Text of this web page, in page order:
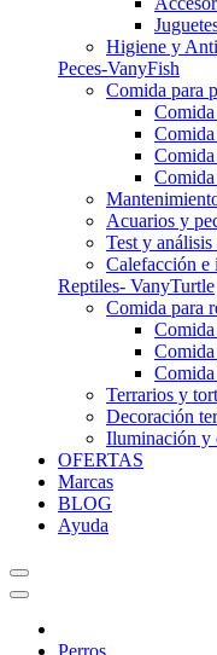
Higiene y
Peces-VanyFish
Comida para
Comida
Comida
Comida
Comida
Acuarios y
Test y
Calefacción e
Reptiles- VanyTurtle
Comida para
Comida
Comida
Terrarios y
Decoración
Iluminación y
OFERTAS
Marcas
BLOG
Ayuda
Perros